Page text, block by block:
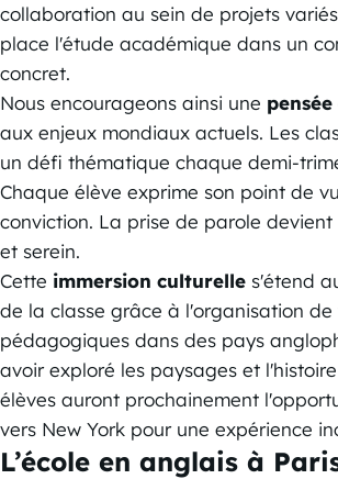
collaboration au sein de projets
place l'étude académique dans un
concret.
Nous encourageons ainsi une
aux enjeux mondiaux actuels. Les
un défi thématique chaque demi-
Chaque élève exprime son point de
conviction. La prise de parole
et serein.
Cette immersion culturelle s'étend
de la classe grâce à l'organisation de
pédagogiques dans des pays
avoir exploré les paysages et
élèves auront prochainement
vers New York pour une expérience
L’école en anglais à